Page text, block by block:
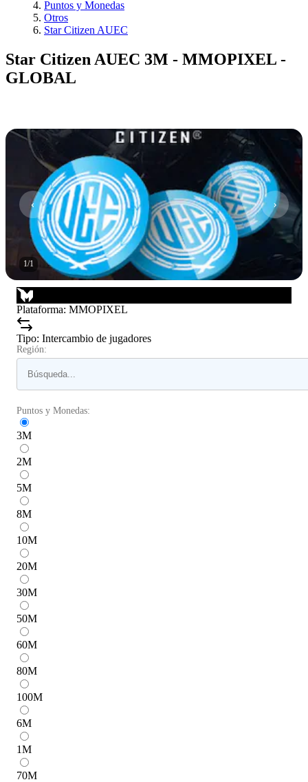
Puntos y Monedas
Otros
Star Citizen AUEC
Star Citizen AUEC 3M - MMOPIXEL -
GLOBAL
1/1
Plataforma: MMOPIXEL
Tipo: Intercambio de jugadores
Región:
Puntos y Monedas:
3M
2M
5M
8M
10M
20M
30M
50M
60M
80M
100M
6M
1M
70M